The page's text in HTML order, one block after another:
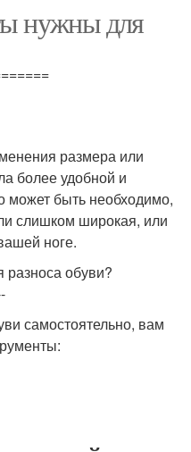
нужны для
размера или
более удобной и
быть необходимо,
слишком широкая, или
ноге.
обуви?
самостоятельно, вам